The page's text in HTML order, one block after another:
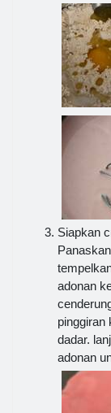
Siapkan
adonan
pinggiran
dadar.
adonan